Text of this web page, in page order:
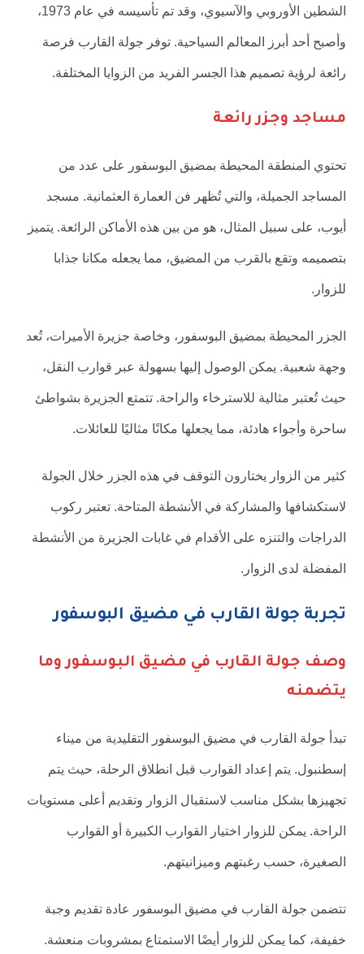
الشطين الأوروبي والآسيوي، وقد تم تأسيسه في عام 1973،
وأصبح أحد أبرز المعالم السياحية. توفر جولة القارب فرصة
رائعة لرؤية تصميم هذا الجسر الفريد من الزوايا المختلفة.
مساجد وجزر رائعة
تحتوي المنطقة المحيطة بمضيق البوسفور على عدد من
المساجد الجميلة، والتي تُظهر فن العمارة العثمانية. مسجد
أيوب، على سبيل المثال، هو من بين هذه الأماكن الرائعة. يتميز
بتصميمه وتقع بالقرب من المضيق، مما يجعله مكانا جذابا
للزوار.
الجزر المحيطة بمضيق البوسفور، وخاصة جزيرة الأميرات، تُعد
وجهة شعبية. يمكن الوصول إليها بسهولة عبر قوارب النقل،
حيث تُعتبر مثالية للاسترخاء والراحة. تتمتع الجزيرة بشواطئ
ساحرة وأجواء هادئة، مما يجعلها مكانًا مثاليًا للعائلات.
كثير من الزوار يختارون التوقف في هذه الجزر خلال الجولة
لاستكشافها والمشاركة في الأنشطة المتاحة. تعتبر ركوب
الدراجات والتنزه على الأقدام في غابات الجزيرة من الأنشطة
المفضلة لدى الزوار.
تجربة جولة القارب في مضيق البوسفور
وصف جولة القارب في مضيق البوسفور وما
يتضمنه
تبدأ جولة القارب في مضيق البوسفور التقليدية من ميناء
إسطنبول. يتم إعداد القوارب قبل انطلاق الرحلة، حيث يتم
تجهيزها بشكل مناسب لاستقبال الزوار وتقديم أعلى مستويات
الراحة. يمكن للزوار اختيار القوارب الكبيرة أو القوارب
الصغيرة، حسب رغبتهم وميزانيتهم.
تتضمن جولة القارب في مضيق البوسفور عادة تقديم وجبة
خفيفة، كما يمكن للزوار أيضًا الاستمتاع بمشروبات منعشة.